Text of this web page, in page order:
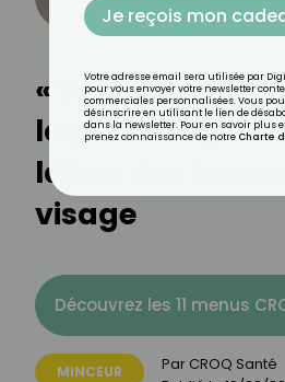
« Visage
la perte de
laisse des traces
visage
Découvrez les 11 menus
MINCEUR Par CROQ Santé
Je reçois mon
Votre adresse email sera utilisée par
pour vous envoyer votre newsletter
commerciales personnalisées. Vous
désinscrire en utilisant le lien de
dans la newsletter. Pour en savoir plus
prenez connaissance de notre Charte